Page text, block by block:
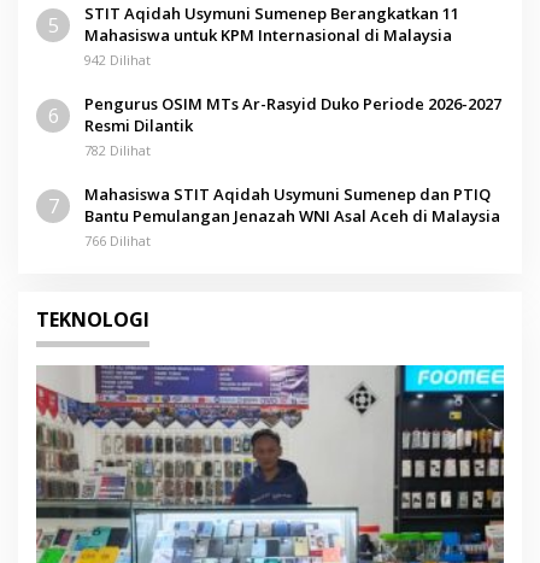
5
STIT Aqidah Usymuni Sumenep Berangkatkan 11
Mahasiswa untuk KPM Internasional di Malaysia
942 Dilihat
6
Pengurus OSIM MTs Ar-Rasyid Duko Periode 2026-2027
Resmi Dilantik
782 Dilihat
7
Mahasiswa STIT Aqidah Usymuni Sumenep dan PTIQ
Bantu Pemulangan Jenazah WNI Asal Aceh di Malaysia
766 Dilihat
TEKNOLOGI